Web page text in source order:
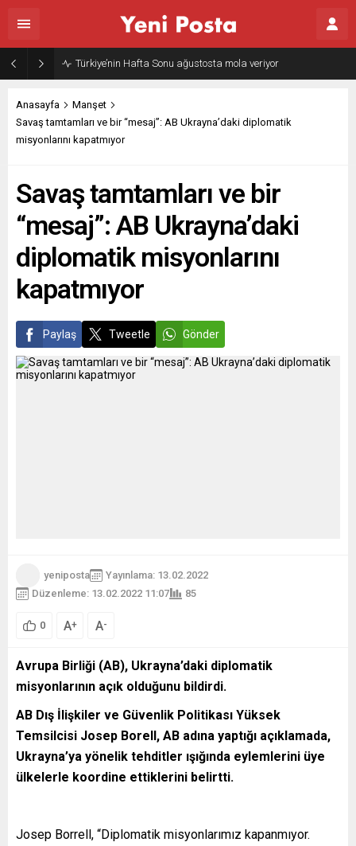
Gazze’nin geleceği: Teknokratik kontrol mü, kolonializm mi?
Anasayfa
Manşet
Savaş tamtamları ve bir “mesaj”: AB Ukrayna’daki diplomatik
misyonlarını kapatmıyor
Savaş tamtamları ve bir
“mesaj”: AB Ukrayna’daki
diplomatik misyonlarını
kapatmıyor
Paylaş Tweetle Gönder
yeniposta
Yayınlama: 13.02.2022
Düzenleme: 13.02.2022 11:07
85
0 A+ A-
Avrupa Birliği (AB), Ukrayna’daki diplomatik
misyonlarının açık olduğunu bildirdi.
AB Dış İlişkiler ve Güvenlik Politikası Yüksek
Temsilcisi Josep Borell, AB adına yaptığı açıklamada,
Ukrayna’ya yönelik tehditler ışığında eylemlerini üye
ülkelerle koordine ettiklerini belirtti.
Josep Borrell, “Diplomatik misyonlarımız kapanmıyor.